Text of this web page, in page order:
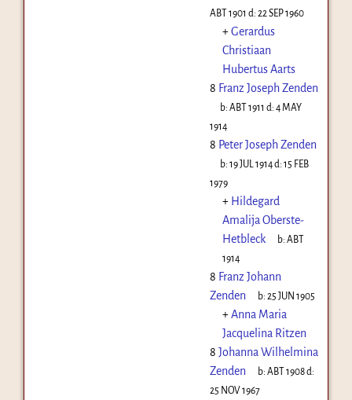
ABT 1901 d: 22 SEP 1960
+Gerardus
Christiaan
Hubertus Aarts
8 Franz Joseph Zenden
b:ABT 1911 d:4 MAY
1914
8 Peter Joseph Zenden
b:19 JUL 1914d:15 FEB
1979
+ Hildegard
Amalija Oberste-
Hetbleck
b:ABT
1914
8 Franz Johann
Zenden
b:25 JUN 1905
+Anna Maria
Jacquelina Ritzen
8 Johanna Wilhelmina
Zenden
b:ABT 1908d:
25 NOV 1967